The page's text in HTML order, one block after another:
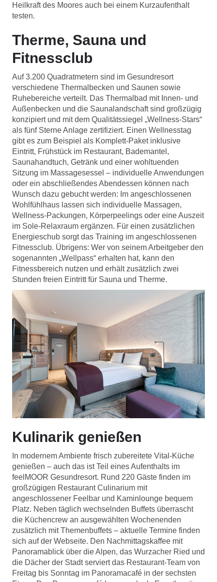
Heilkraft des Moores auch bei einem Kurzaufenthalt
testen.
Therme, Sauna und
Fitnessclub
Auf 3.200 Quadratmetern sind im Gesundresort
verschiedene Thermalbecken und Saunen sowie
Ruhebereiche verteilt. Das Thermalbad mit Innen- und
Außenbecken und die Saunalandschaft sind großzügig
konzipiert und mit dem Qualitätssiegel „Wellness-Stars“
als fünf Sterne Anlage zertifiziert. Einen Wellnesstag
gibt es zum Beispiel als Komplett-Paket inklusive
Eintritt, Frühstück im Restaurant, Bademantel,
Saunahandtuch, Getränk und einer wohltuenden
Sitzung im Massagesessel – individuelle Anwendungen
oder ein abschließendes Abendessen können nach
Wunsch dazu gebucht werden: Im angeschlossenen
Wohlfühlhaus lassen sich individuelle Massagen,
Wellness-Packungen, Körperpeelings oder eine Auszeit
im Sole-Relaxraum ergänzen. Für einen zusätzlichen
Energieschub sorgt das Training im angeschlossenen
Fitnessclub. Übrigens: Wer von seinem Arbeitgeber den
sogenannten „Wellpass“ erhalten hat, kann den
Fitnessbereich nutzen und erhält zusätzlich zwei
Stunden freien Eintritt für Sauna und Therme.
Kulinarik genießen
In modernem Ambiente frisch zubereitete Vital-Küche
genießen – auch das ist Teil eines Aufenthalts im
feelMOOR Gesundresort. Rund 220 Gäste finden im
großzügigen Restaurant Culinarium mit
angeschlossener Feelbar und Kaminlounge bequem
Platz. Neben täglich wechselnden Buffets überrascht
die Küchencrew an ausgewählten Wochenenden
zusätzlich mit Themenbuffets – aktuelle Termine finden
sich auf der Webseite. Den Nachmittagskaffee mit
Panoramablick über die Alpen, das Wurzacher Ried und
die Dächer der Stadt serviert das Restaurant-Team von
Freitag bis Sonntag im Panoramacafé in der sechsten